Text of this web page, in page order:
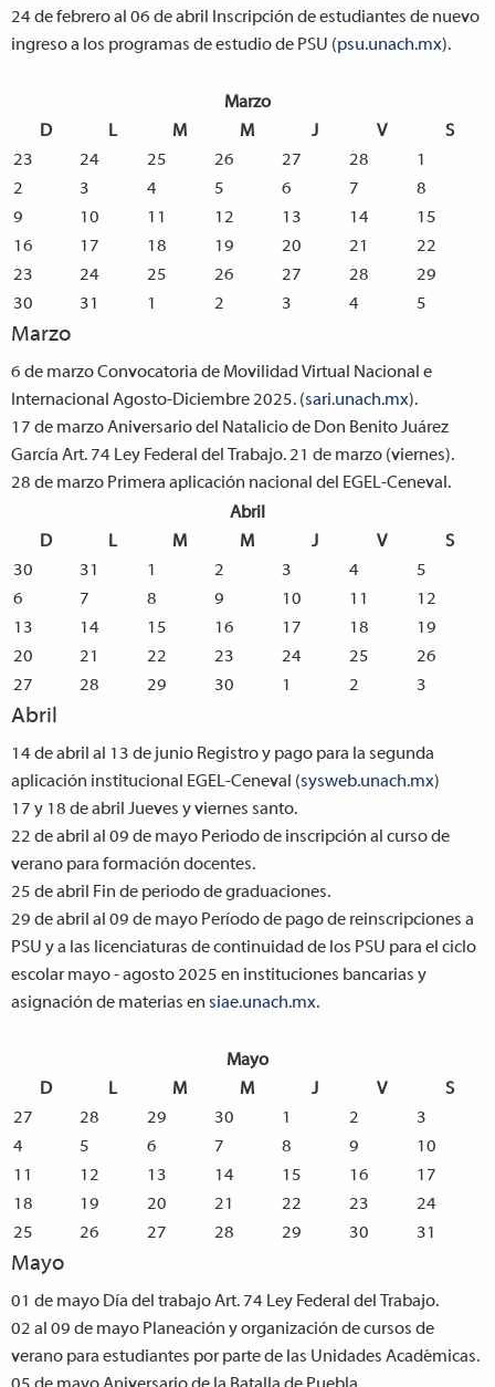
24 de febrero al 06 de abril
Inscripción de estudiantes de nuevo
ingreso a los programas de estudio de PSU (psu.unach.mx).
Marzo
D
L M M J V
S
23
24 25 26 27 28
1
2
3 4 5 6 7
8
9
10 11 12 13 14
15
16
17 18 19 20 21
22
23
24 25 26 27 28
29
30
31 1 2 3 4 5
Marzo
6 de marzoConvocatoria de Movilidad Virtual Nacional e
Internacional Agosto-Diciembre 2025. (sari.unach.mx).
17 de marzoAniversario del Natalicio de Don Benito Juárez
García Art. 74 Ley Federal del Trabajo. 21 de marzo (viernes).
28 de marzo Primera aplicación nacional del EGEL-Ceneval.
Abril
D
L M M J V
S
30
31 1 2 3 4
5
6
7 8 9 10 11
12
13
14 15 16 17 18
19
20
21 22 23 24 25
26
27
28 29 30 1 2 3
Abril
14 de abril al 13 de junio Registro y pago para la segunda
aplicación institucional EGEL-Ceneval (sysweb.unach.mx)
17 y 18 de abril Jueves y viernes santo.
22 de abril al 09 de mayo Periodo de inscripción al curso de
verano para formación docentes.
25 de abril
Fin de periodo de graduaciones.
29 de abril al 09 de mayo Período de pago de reinscripciones a
PSU y a las licenciaturas de continuidad de los PSU para el ciclo
escolar mayo - agosto 2025 en instituciones bancarias y
asignación de materias en siae.unach.mx.
Mayo
D
L M M J V
S
27
28 29 30 1 2
3
4
5 6 7 8 9
10
11
12 13 14 15 16
17
18
19 20 21 22 23
24
25
26 27 28 29 30 31
Mayo
01 de mayo Día del trabajo Art. 74 Ley Federal del Trabajo.
02 al 09 de mayo Planeación y organización de cursos de
verano para estudiantes por parte de las Unidades Académicas.